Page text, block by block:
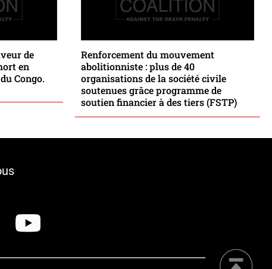
de
en
Congo.
Renforcement du mouvement
abolitionniste : plus de 40
organisations de la société civile
soutenues grâce programme de
soutien financier à des tiers (FSTP)